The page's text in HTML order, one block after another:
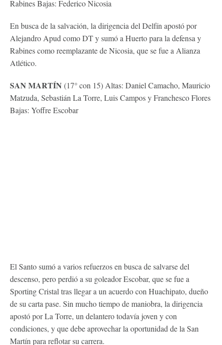
Rabines Bajas: Federico Nicosia
En busca de la salvación, la dirigencia del Delfín apostó por
Alejandro Apud como DT y sumó a Huerto para la defensa y
Rabines como reemplazante de Nicosia, que se fue a Alianza
Atlético.
SAN MARTÍN (17° con 15) Altas: Daniel Camacho, Mauricio
Matzuda, Sebastián La Torre, Luis Campos y Franchesco Flores
Bajas: Yoffre Escobar
El Santo sumó a varios refuerzos en busca de salvarse del
descenso, pero perdió a su goleador Escobar, que se fue a
Sporting Cristal tras llegar a un acuerdo con Huachipato, dueño
de su carta pase. Sin mucho tiempo de maniobra, la dirigencia
apostó por La Torre, un delantero todavía joven y con
condiciones, y que debe aprovechar la oportunidad de la San
Martín para reflotar su carrera.